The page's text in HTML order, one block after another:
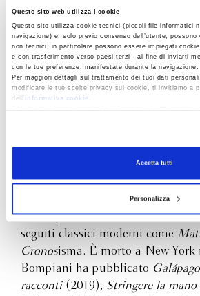
Questo sito web utilizza i cookie
Questo sito utilizza cookie tecnici (piccoli file informatici
navigazione) e, solo previo consenso dell’utente,
non tecnici, in particolare possono essere impiegati
e con trasferimento verso paesi terzi - al fine di inviarti
con le tue preferenze, manifestate durante la navigazione.
Per maggiori dettagli sul trattamento dei tuoi dati
modificare le tue scelte privacy sui cookie, ti invitiamo a
dell’
informativa cookie
Accetta tutti
Personalizza
Kurt Vonnegut
Kurt Vonnegut, nato nel 1922 a
stato uno dei grandi maestri delle
“il romanziere della
la sua opera un’intera
miasmi della guerra e dell’avidità
caratterizzato la seconda metà
secolo in America. Vonnegut si è
con la pubblicazione di Ghiaccio-
seguiti classici moderni come
Cronosisma. È morto a New York
Bompiani ha pubblicato
racconti(2019), Stringere la